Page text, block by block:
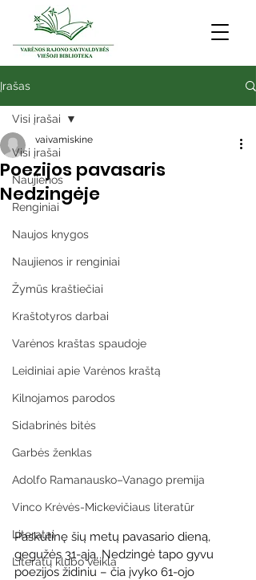
Įrašas
Visi įrašai
Naujienos
Renginiai
Naujos knygos
Naujienos ir renginiai
Žymūs kraštiečiai
Kraštotyros darbai
Varėnos kraštas spaudoje
Leidiniai apie Varėnos kraštą
Kilnojamos parodos
Sidabrinės bitės
Garbės ženklas
Adolfo Ramanausko–Vanago premija
Vinco Krėvės-Mickevičiaus literatūr
Literatai
Literatų klubo veikla
Visi įrašai
Poezijos pavasaris
Nedzingėje
vaivamiskine
Paskutinę šių metų pavasario dieną,
gegužės 31-ąją, Nedzingė tapo gyvu
poezijos židiniu – čia įvyko 61-ojo